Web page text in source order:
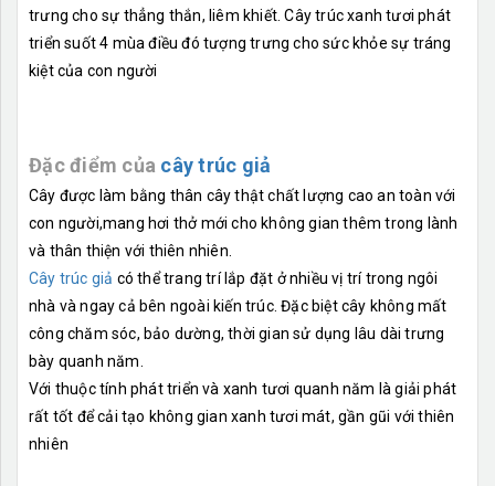
trưng cho sự thẳng thắn, liêm khiết. Cây trúc xanh tươi phát
triển suốt 4 mùa điều đó tượng trưng cho sức khỏe sự tráng
kiệt của con người
Đặc điểm của cây trúc giả
Cây được làm bằng thân cây thật chất lượng cao an toàn với
con người,mang hơi thở mới cho không gian thêm trong lành
và thân thiện với thiên nhiên.
Cây trúc giả có thể trang trí lắp đặt ở nhiều vị trí trong ngôi
nhà và ngay cả bên ngoài kiến trúc. Đặc biệt cây không mất
công chăm sóc, bảo dường, thời gian sử dụng lâu dài trưng
bày quanh năm.
Với thuộc tính phát triển và xanh tươi quanh năm là giải phát
rất tốt để cải tạo không gian xanh tươi mát, gần gũi với thiên
nhiên